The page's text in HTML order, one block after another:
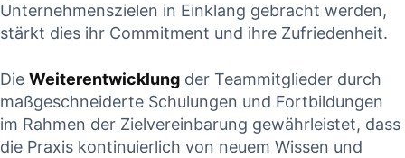
Unternehmenszielen in ‍Einklang gebracht werden,
⁤stärkt dies ihr Commitment und ⁢ihre Zufriedenheit.
Die Weiterentwicklung ‍der Teammitglieder durch
maßgeschneiderte Schulungen und Fortbildungen
im Rahmen der​ Zielvereinbarung gewährleistet, dass
die Praxis kontinuierlich von neuem ⁢Wissen und